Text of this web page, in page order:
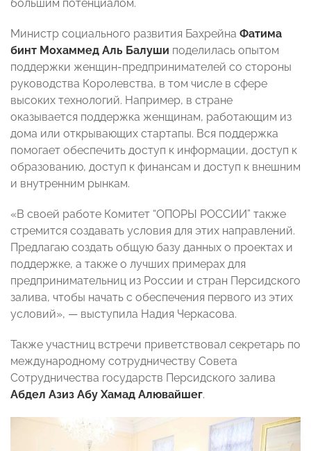
большим потенциалом.
Министр социального развития Бахрейна Фатима
бинт Мохаммед Аль Балуши поделилась опытом
поддержки женщин-предпринимателей со стороны
руководства Королевства, в том числе в сфере
высоких технологий. Например, в стране
оказывается поддержка женщинам, работающим из
дома или открывающих стартапы. Вся поддержка
помогает обеспечить доступ к информации, доступ к
образованию, доступ к финансам и доступ к внешним
и внутренним рынкам.
«В своей работе Комитет “ОПОРЫ РОССИИ” также
стремится создавать условия для этих направлений.
Предлагаю создать общую базу данных о проектах и
поддержке, а также о лучших примерах для
предпринимательниц из России и стран Персидского
залива, чтобы начать с обеспечения первого из этих
условий», — выступила Надия Черкасова.
Также участниц встречи приветствовал секретарь по
международному сотрудничеству Совета
Сотрудничества государств Персидского залива
Абдел Азиз Абу Хамад Алювайшег.